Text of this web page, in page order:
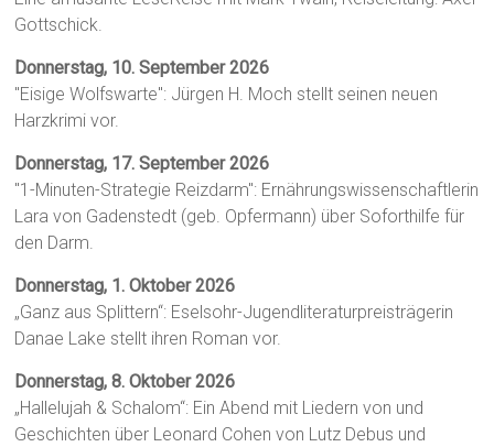
Gottschick.
Donnerstag, 10. September 2026
"Eisige Wolfswarte": Jürgen H. Moch stellt seinen neuen
Harzkrimi vor.
Donnerstag, 17. September 2026
"1-Minuten-Strategie Reizdarm": Ernährungswissenschaftlerin
Lara von Gadenstedt (geb. Opfermann) über Soforthilfe für
den Darm.
Donnerstag, 1. Oktober 2026
„Ganz aus Splittern“: Eselsohr-Jugendliteraturpreisträgerin
Danae Lake stellt ihren Roman vor.
Donnerstag, 8. Oktober 2026
„Hallelujah & Schalom“: Ein Abend mit Liedern von und
Geschichten über Leonard Cohen von Lutz Debus und